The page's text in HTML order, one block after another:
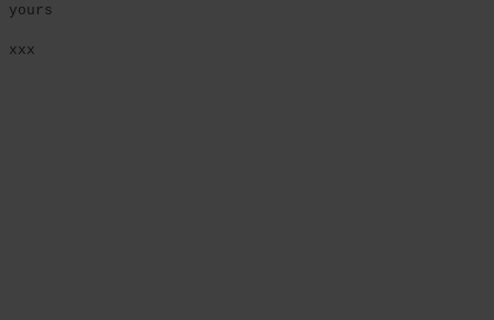
yours
xxx